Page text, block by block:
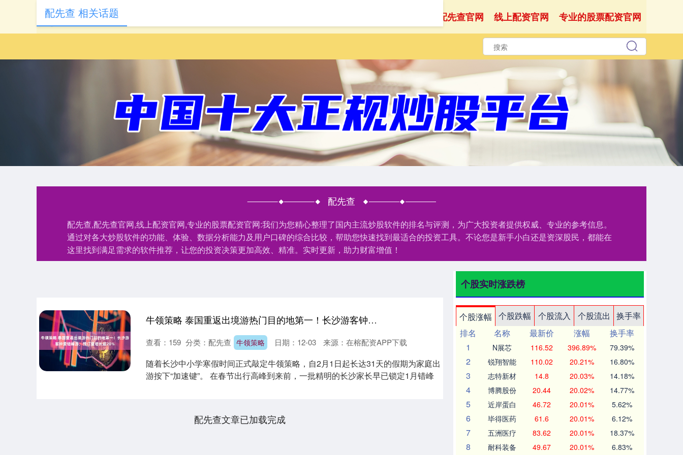
配先查官网 线上配资官网 专业的股票配资官网
配先查
配先查,配先查官网,线上配资官网,专业的股票配资官网:我们为您精心整理了国内主流炒股软件的排名与评测，为广大投资者提供权威、专业的参考信息。
通过对各大炒股软件的功能、体验、数据分析能力及用户口碑的综合比较，帮助您快速找到最适合的投资工具。不论您是新手小白还是资深股民，都能在
这里找到满足需求的软件推荐，让您的投资决策更加高效、精准。实时更新，助力财富增值！
配先查 相关话题
牛领策略 泰国重返出境游热门目的地第一！长沙游客钟爱错峰游，预订量增长超20%
牛领策略 日期：12-03 来源：在榕配资APP下载
查看： 159 分类： 配先查
随着长沙中小学寒假时间正式敲定牛领策略，自2月1日起长达31天的假期为家庭出
游按下“加速键”。 在春节出行高峰到来前，一批精明的长沙家长早已锁定1月错峰
配先查文章已加载完成
个股实时涨跌榜
个股涨幅 个股跌幅 个股流入 个股流出
换手率
排名
名称 最新价 涨幅
换手率
1
N展芯 116.52 396.89% 79.39%
2 锐翔智能 110.02 20.21% 16.80%
3 志特新材 14.8 20.03% 14.18%
4 博腾股份 20.44 20.02% 14.77%
5 近岸蛋白 46.72 20.01% 5.62%
6 毕得医药 61.6 20.01% 6.12%
7 五洲医疗 83.62 20.01% 18.37%
8 耐科装备 49.67 20.01% 6.83%